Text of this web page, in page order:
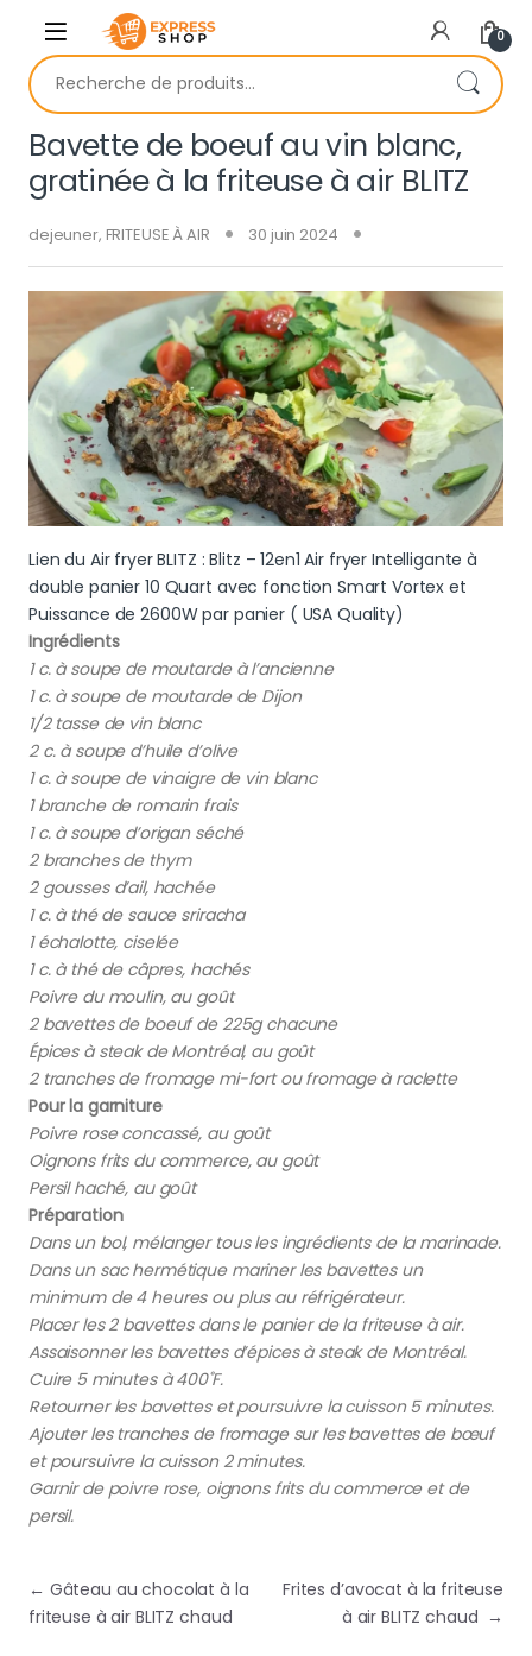
Skip to navigation
Skip to content
0
Recherche pour :
Bavette de boeuf au vin blanc,
gratinée à la friteuse à air BLITZ
dejeuner, FRITEUSE À AIR 30 juin 2024
Lien du Air fryer BLITZ : Blitz – 12en1 Air fryer Intelligante à
double panier 10 Quart avec fonction Smart Vortex et
Puissance de 2600W par panier ( USA Quality)
Ingrédients
1 c. à soupe de moutarde à l’ancienne
1 c. à soupe de moutarde de Dijon
1/2 tasse de vin blanc
2 c. à soupe d’huile d’olive
1 c. à soupe de vinaigre de vin blanc
1 branche de romarin frais
1 c. à soupe d’origan séché
2 branches de thym
2 gousses d’ail, hachée
1 c. à thé de sauce sriracha
1 échalotte, ciselée
1 c. à thé de câpres, hachés
Poivre du moulin, au goût
2 bavettes de boeuf de 225g chacune
Épices à steak de Montréal, au goût
2 tranches de fromage mi-fort ou fromage à raclette
Pour la garniture
Poivre rose concassé, au goût
Oignons frits du commerce, au goût
Persil haché, au goût
Préparation
Dans un bol, mélanger tous les ingrédients de la marinade.
Dans un sac hermétique mariner les bavettes un
minimum de 4 heures ou plus au réfrigérateur.
Placer les 2 bavettes dans le panier de la friteuse à air.
Assaisonner les bavettes d’épices à steak de Montréal.
Cuire 5 minutes à 400˚F.
Retourner les bavettes et poursuivre la cuisson 5 minutes.
Ajouter les tranches de fromage sur les bavettes de bœuf
et poursuivre la cuisson 2 minutes.
Garnir de poivre rose, oignons frits du commerce et de
persil.
Navigation de l’article
← Gâteau au chocolat à la
friteuse à air BLITZ chaud
Frites d’avocat à la friteuse
à air BLITZ chaud →